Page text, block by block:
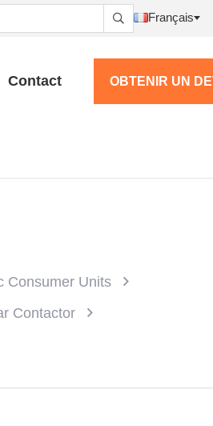
 Français
Contact OBTENIR UN
Consumer Units
Contactor